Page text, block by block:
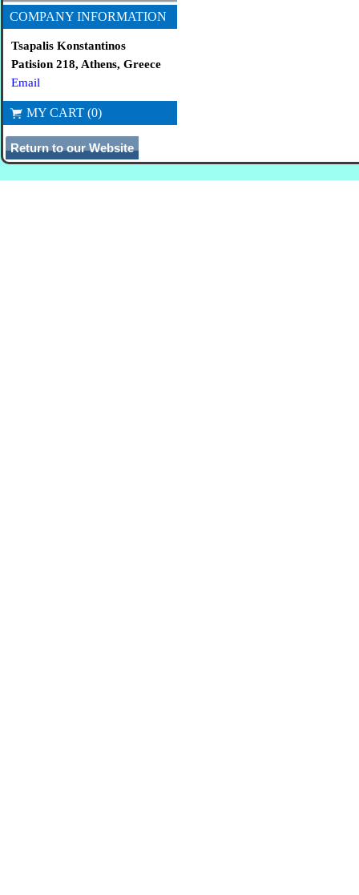
COMPANY INFORMATION
Tsapalis Konstantinos
Patision 218, Athens, Greece
Email
MY CART (0)